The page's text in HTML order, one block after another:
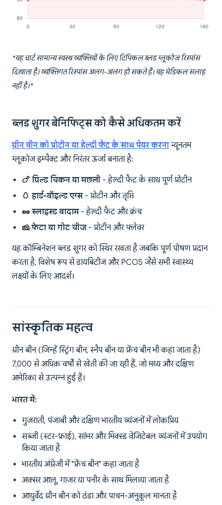
*यह चार्ट सामान्य स्वस्थ व्यक्तियों के लिए टिपिकल ब्लड ग्लूकोज रिस्पांस
दिखाता है। व्यक्तिगत रिस्पांस अलग-अलग हो सकते हैं। यह मेडिकल सलाह
नहीं है।*
ब्लड शुगर बेनिफिट्स को कैसे अधिकतम करें
ग्रीन बीन को प्रोटीन या हेल्दी फैट के साथ पेयर करना न्यूनतम
ग्लूकोज इम्पैक्ट और निरंतर ऊर्जा बनाता है:
🍗 ग्रिल्ड चिकन या मछली - हेल्दी फैट के साथ पूर्ण प्रोटीन
🥚 हार्ड-बॉइल्ड एग्स - प्रोटीन और तृप्ति
🥜 स्लाइस्ड बादाम- हेल्दी फैट और क्रंच
🧀 फेटा या गोट चीज- प्रोटीन और फ्लेवर
यह कॉम्बिनेशन ब्लड शुगर को स्थिर रखता है जबकि पूर्ण पोषण प्रदान
करता है, विशेष रूप से डायबिटीज और PCOS जैसे सभी स्वास्थ्य
लक्ष्यों के लिए आदर्श।
सांस्कृतिक महत्व
ग्रीन बीन (जिन्हें स्ट्रिंग बीन, स्नैप बीन या फ्रेंच बीन भी कहा जाता है)
7,000 से अधिक वर्षों से खेती की जा रही हैं, जो मध्य और दक्षिण
अमेरिका से उत्पन्न हुई हैं।
भारत में:
गुजराती, पंजाबी और दक्षिण भारतीय व्यंजनों में लोकप्रिय
सब्जी (स्टर-फ्राई), सांभर और मिक्स्ड वेजिटेबल व्यंजनों में उपयोग
किया जाता है
भारतीय अंग्रेजी में "फ्रेंच बीन" कहा जाता है
अक्सर आलू, गाजर या पनीर के साथ मिलाया जाता है
आयुर्वेद ग्रीन बीन को ठंडा और पाचन-अनुकूल मानता है